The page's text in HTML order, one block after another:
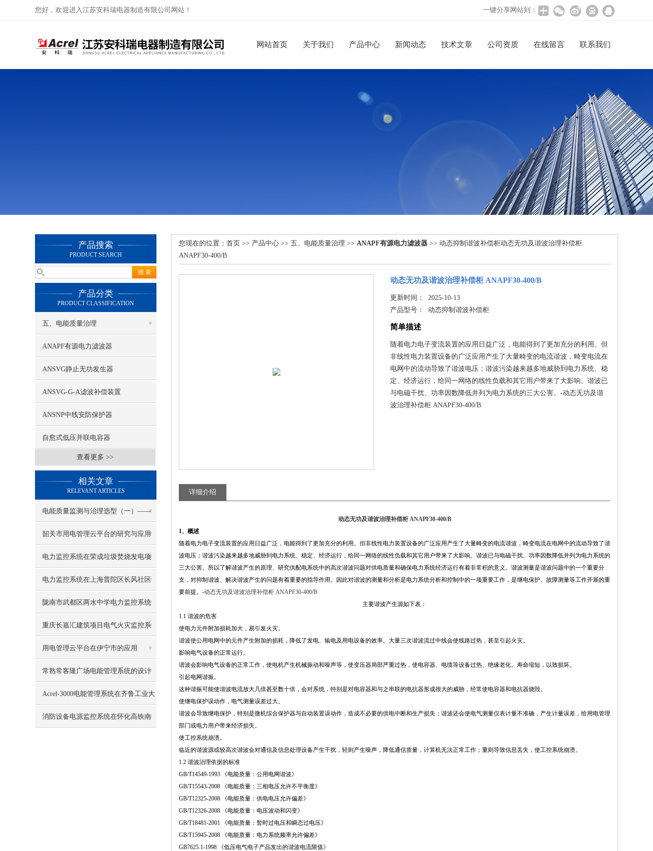
您好，欢迎进入江苏安科瑞电器制造有限公司网站！ 一键分享网站到：
网站首页 关于我们 产品中心 新闻动态 技术文章 公司资质 在线留言 联系我们
产品搜索
PRODUCT SEARCH
产品分类
PRODUCT CLASSIFICATION
五、电能质量治理
ANAPF有源电力滤波器
ANSVG静止无功发生器
ANSVG-G-A滤波补偿装置
ANSNP中线安防保护器
自愈式低压并联电容器
查看更多 >>
相关文章
RELEVANT ARTICLES
电能质量监测与治理选型（一）——
ANAPF有源电力滤波器
韶关市用电管理云平台的研究与应用
电力监控系统在荣成垃圾焚烧发电项
目的应用
电力监控系统在上海普陀区长风社区
综合服务中心变配电一期/二期项目的
应用
陇南市武都区两水中学电力监控系统
的设计与应用
重庆长嘉汇建筑项目电气火灾监控系
统的设计与应用
用电管理云平台在伊宁市的应用
常熟常客隆广场电能管理系统的设计
与应用
Acrel-3000电能管理系统在齐鲁工业大
学的应用
消防设备电源监控系统在怀化高铁南
您现在的位置： 首页 >> 产品中心 >> 五、电能质量治理 >> ANAPF有源电力滤波器 >> 动态抑制谐波补偿柜动态无功及谐波治理补偿柜
ANAPF30-400/B
动态无功及谐波治理补偿柜 ANAPF30-400/B
更新时间： 2025-10-13
产品型号：动态抑制谐波补偿柜
简单描述
随着电力电子变流装置的应用日益广泛，电能得到了更加充分的利用。但
非线性电力装置设备的广泛应用产生了大量畸变的电流谐波，畸变电流在
电网中的流动导致了谐波电压；谐波污染越来越多地威胁到电力系统、稳
定、经济运行，给同一网络的线性负载和其它用户带来了大影响。谐波已
与电磁干扰、功率因数降低并列为电力系统的三大公害。-动态无功及谐
波治理补偿柜 ANAPF30-400/B
详细介绍
动态无功及谐波治理补偿柜 ANAPF30-400/B
1、概述
随着电力电子变流装置的应用日益广泛，电能得到了更加充分的利用。但非线性电力装置设备的广泛应用产生了大量畸变的电流谐波，畸变电流在电网中的流动导致了谐
波电压；谐波污染越来越多地威胁到电力系统、稳定、经济运行，给同一网络的线性负载和其它用户带来了大影响。谐波已与电磁干扰、功率因数降低并列为电力系统的
三大公害。所以了解谐波产生的原理、研究供配电系统中的高次谐波问题对供电质量和确保电力系统经济运行有着非常积的意义。谐波测量是谐波问题中的一个重要分
支，对抑制谐波、解决谐波产生的问题有着重要的指导作用。因此对谐波的测量和分析是电力系统分析和控制中的一项重要工作，是继电保护、故障测量等工作开展的重
要前提。-动态无功及谐波治理补偿柜 ANAPF30-400/B
主要谐波产生源如下表：
1.1 谐波的危害
使电力元件附加损耗加大，易引发火灾。
谐波使公用电网中的元件产生附加的损耗，降低了发电、输电及用电设备的效率。大量三次谐波流过中线会使线路过热，甚至引起火灾。
影响电气设备的正常运行。
谐波会影响电气设备的正常工作，使电机产生机械振动和噪声等，使变压器局部严重过热，使电容器、电缆等设备过热、绝缘老化、寿命缩短，以致损坏。
引起电网谐振。
这种谐振可能使谐波电流放大几倍甚至数十倍，会对系统，特别是对电容器和与之串联的电抗器形成很大的威胁，经常使电容器和电抗器烧毁。
使继电保护误动作，电气测量误差过大。
谐波会导致继电保护，特别是微机综合保护器与自动装置误动作，造成不必要的供电中断和生产损失；谐波还会使电气测量仪表计量不准确，产生计量误差，给用电管理
部门或电力用户带来经济损失。
使工控系统崩溃。
临近的谐波源或较高次谐波会对通信及信息处理设备产生干扰，轻则产生噪声，降低通信质量，计算机无法正常工作；重则导致信息丢失，使工控系统崩溃。
1.2 谐波治理依据的标准
GB/T14549-1993 《电能质量：公用电网谐波》
GB/T15543-2008 《电能质量：三相电压允许不平衡度》
GB/T12325-2008 《电能质量：供电电压允许偏差》
GB/T12326-2008 《电能质量：电压波动和闪变》
GB/T18481-2001 《电能质量：暂时过电压和瞬态过电压》
GB/T15945-2008 《电能质量：电力系统频率允许偏差》
GB7625.1-1998 《低压电气电子产品发出的谐波电流限值》